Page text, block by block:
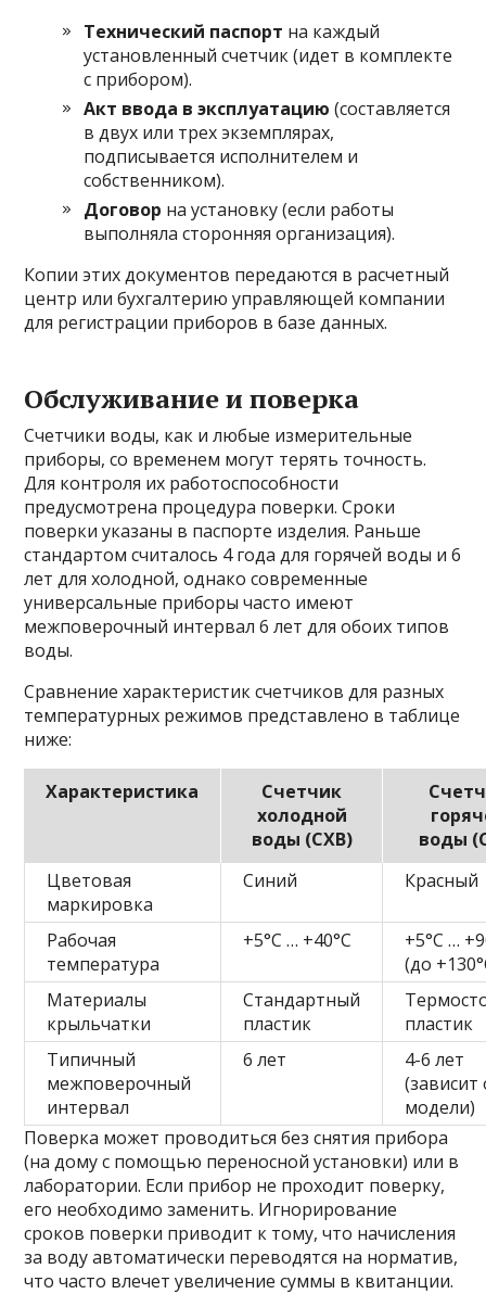
Технический паспорт на каждый
установленный счетчик (идет в комплекте
с прибором).
Акт ввода в эксплуатацию (составляется
в двух или трех экземплярах,
подписывается исполнителем и
собственником).
Договор на установку (если работы
выполняла сторонняя организация).
Копии этих документов передаются в расчетный
центр или бухгалтерию управляющей компании
для регистрации приборов в базе данных.
Обслуживание и поверка
Счетчики воды, как и любые измерительные
приборы, со временем могут терять точность.
Для контроля их работоспособности
предусмотрена процедура поверки. Сроки
поверки указаны в паспорте изделия. Раньше
стандартом считалось 4 года для горячей воды и 6
лет для холодной, однако современные
универсальные приборы часто имеют
межповерочный интервал 6 лет для обоих типов
воды.
Сравнение характеристик счетчиков для разных
температурных режимов представлено в таблице
ниже:
Характеристика
Счетчик
холодной
воды (СХВ)
воды
Цветовая
маркировка
Синий Красный
Рабочая
температура
+5°C … +40°C
+5°C …
(до
Материалы
крыльчатки
Стандартный
пластик
пластик
Типичный
межповерочный
интервал
6 лет
4-6 лет
(зависит
модели)
Поверка может проводиться без снятия прибора
(на дому с помощью переносной установки) или в
лаборатории. Если прибор не проходит поверку,
его необходимо заменить. Игнорирование
сроков поверки приводит к тому, что начисления
за воду автоматически переводятся на норматив,
что часто влечет увеличение суммы в квитанции.